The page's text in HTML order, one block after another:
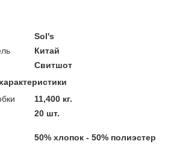
Sol's
Китай
Свитшот
11,400 кг.
20 шт.
50% хлопок - 50% полиэстер